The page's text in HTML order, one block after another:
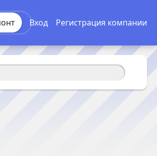
Вход Регистрация компании